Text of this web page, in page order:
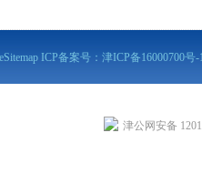
ICP备案号： 津ICP备16000700号-
津公网安备